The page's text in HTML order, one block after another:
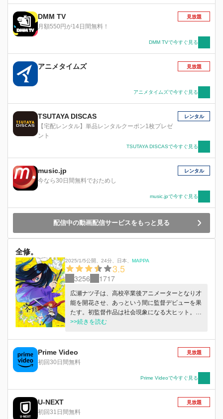
DMM TV
月額550円が14日間無料！
見放題
DMM TVで今すぐ見る
アニメタイムズ 見放題
アニメタイムズで今すぐ見る
TSUTAYA DISCAS
【宅配レンタル】単品レンタルクーポン1枚プレゼ
ント
レンタル
TSUTAYA DISCASで今すぐ見る
music.jp
今なら30日間無料でおためし
レンタル
music.jpで今すぐ見る
配信中の動画配信サービスをもっと見る
全修。
2025/1/5公開 24分 日本 MAPPA
3.5
3256 1717
広瀬ナツ子は、高校卒業後アニメーターとなり才
能を開花させ、あっという間に監督デビューを果
たす。初監督作品は社会現象になる大ヒット。新
進気鋭の天才監督と世間でも評価され、次回作は
かし、人を好きになったことがないナツ子は初恋
がよくわからず、コンテが描けなくなり映画制作
が行き詰る。そんなある日、コンテ作業中に意識
なったアニメ映画『滅びゆく物語』の世界だっ
た。
>>続きを読む
Prime Video
初回30日間無料
見放題
Prime Videoで今すぐ見る
U-NEXT
初回31日間無料
見放題